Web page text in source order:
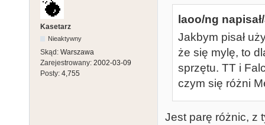
Kasetarz
Nieaktywny
Skąd: Warszawa
Zarejestrowany: 2002-03-09
Posty: 4,755
laoo/ng
Jakbym pisał
że się mylę, to
sprzętu. TT i
czym się różni
Jest parę różnic, z